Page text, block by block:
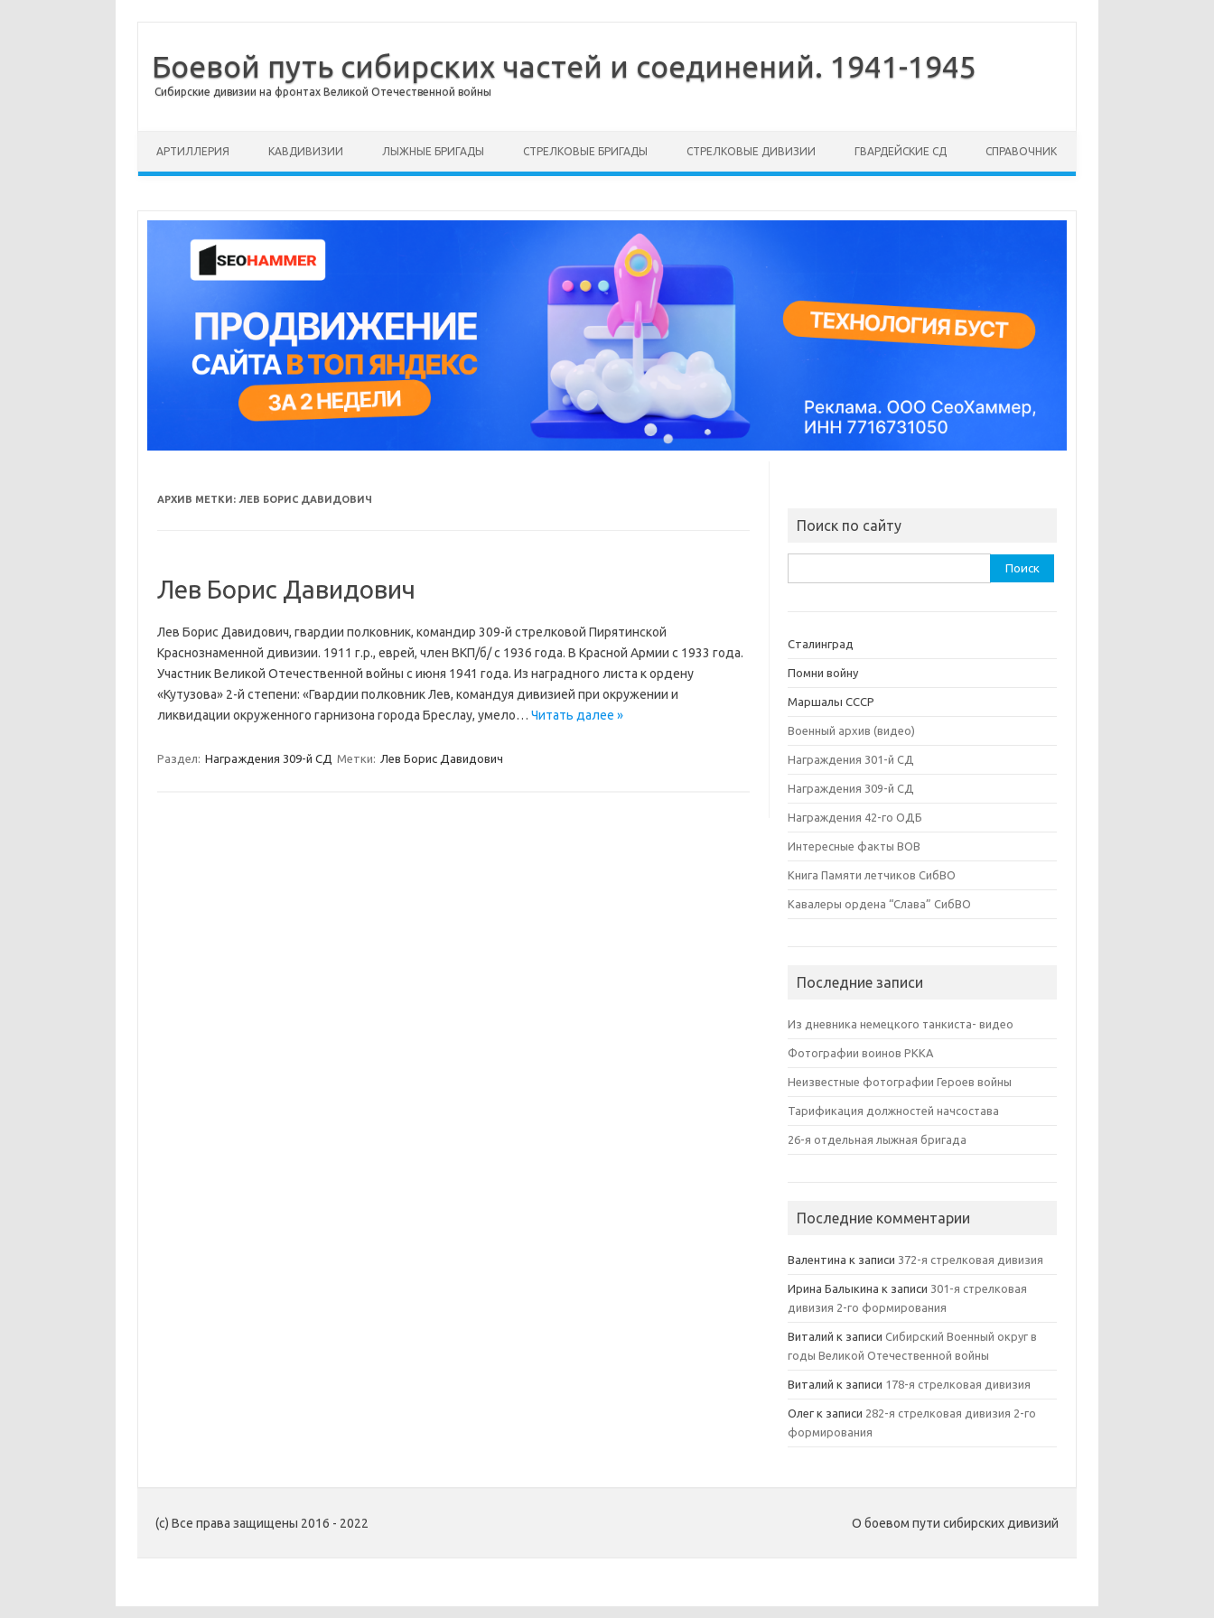
Боевой путь сибирских частей и соединений. 1941-1945
Сибирские дивизии на фронтах Великой Отечественной войны
АРТИЛЛЕРИЯ КАВДИВИЗИИ ЛЫЖНЫЕ БРИГАДЫ СТРЕЛКОВЫЕ БРИГАДЫ СТРЕЛКОВЫЕ ДИВИЗИИ ГВАРДЕЙСКИЕ СД СПРАВОЧНИК
АРХИВ МЕТКИ: ЛЕВ БОРИС ДАВИДОВИЧ
Лев Борис Давидович
Лев Борис Давидович, гвардии полковник, командир 309-й стрелковой Пирятинской
Краснознаменной дивизии. 1911 г.р., еврей, член ВКП/б/ с 1936 года. В Красной Армии с 1933 года.
Участник Великой Отечественной войны с июня 1941 года. Из наградного листа к ордену
«Кутузова» 2-й степени: «Гвардии полковник Лев, командуя дивизией при окружении и
ликвидации окруженного гарнизона города Бреслау, умело… Читать далее »
Раздел: Награждения 309-й СД Метки: Лев Борис Давидович
Поиск по сайту
Сталинград
Помни войну
Маршалы СССР
Военный архив (видео)
Награждения 301-й СД
Награждения 309-й СД
Награждения 42-го ОДБ
Интересные факты ВОВ
Книга Памяти летчиков СибВО
Кавалеры ордена “Слава” СибВО
Последние записи
Из дневника немецкого танкиста- видео
Фотографии воинов РККА
Неизвестные фотографии Героев войны
Тарификация должностей начсостава
26-я отдельная лыжная бригада
Последние комментарии
Валентина к записи 372-я стрелковая дивизия
Ирина Балыкина к записи 301-я стрелковая
дивизия 2-го формирования
Виталий к записиСибирский Военный округ в
годы Великой Отечественной войны
Виталий к записи 178-я стрелковая дивизия
Олег к записи 282-я стрелковая дивизия 2-го
формирования
(c) Все права защищены 2016 - 2022 О боевом пути сибирских дивизий